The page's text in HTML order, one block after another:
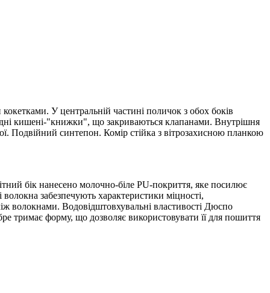
У центральній частині поличок з обох боків
кишені-"книжки", що закриваються клапанами. Внутрішня
Подвійний синтепон. Комір стійка з вітрозахисною планкою
бік нанесено молочно-біле PU-покриття, яке посилює
забезпечують характеристики міцності,
волокнами. Водовідштовхувальні властивості Дюспо
тримає форму, що дозволяє використовувати її для пошиття